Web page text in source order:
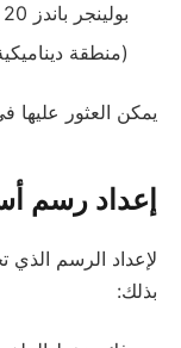
بولينجر باندز 20 فترة (انحراف 1.5)
DZ TDI RSI (منطقة ديناميكية متعددة الألوان)
يمكن العثور عليها
إعداد رسم
لإعداد الرسم الذي
بذلك: